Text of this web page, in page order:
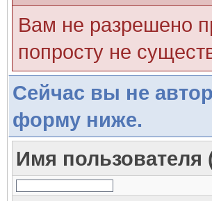
Вам не разрешено
попросту не
Сейчас вы не
форму ниже.
Имя пользователя